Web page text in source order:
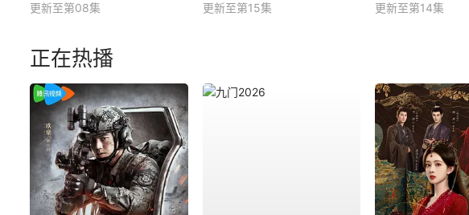
更新至第08集
更新至第15集
更新至第14集
正在热播